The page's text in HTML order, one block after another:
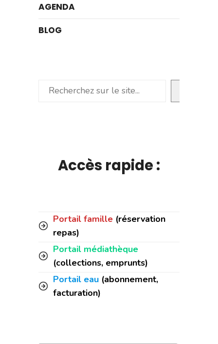
AGENDA
BLOG
Rechercher
Accès rapide :
Portail famille (réservation
repas)
Portail médiathèque
(collections, emprunts)
Portail eau (abonnement,
facturation)